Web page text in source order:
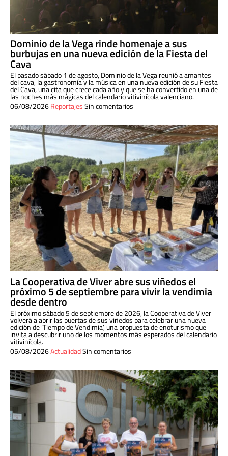
Dominio de la Vega rinde homenaje a sus
burbujas en una nueva edición de la Fiesta del
Cava
El pasado sábado 1 de agosto, Dominio de la Vega reunió a amantes
del cava, la gastronomía y la música en una nueva edición de su Fiesta
del Cava, una cita que crece cada año y que se ha convertido en una de
las noches más mágicas del calendario vitivinícola valenciano.
06/08/2026ReportajesSin comentarios
La Cooperativa de Viver abre sus viñedos el
próximo 5 de septiembre para vivir la vendimia
desde dentro
El próximo sábado 5 de septiembre de 2026, la Cooperativa de Viver
volverá a abrir las puertas de sus viñedos para celebrar una nueva
edición de ‘Tiempo de Vendimia’, una propuesta de enoturismo que
invita a descubrir uno de los momentos más esperados del calendario
vitivinícola.
05/08/2026ActualidadSin comentarios